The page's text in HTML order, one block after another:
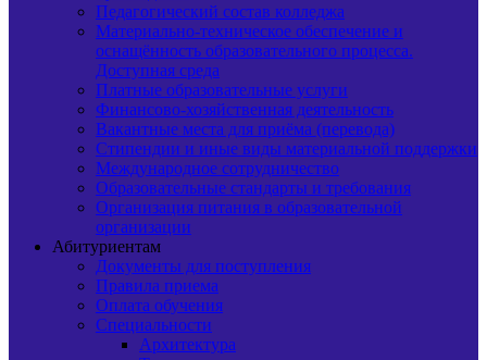
Педагогический состав колледжа
Материально-техническое обеспечение и
оснащённость образовательного процесса.
Доступная среда
Платные образовательные услуги
Финансово-хозяйственная деятельность
Вакантные места для приёма (перевода)
Стипендии и иные виды материальной поддержки
Международное сотрудничество
Образовательные стандарты и требования
Организация питания в образовательной
организации
Абитуриентам
Документы для поступления
Правила приема
Оплата обучения
Специальности
Архитектура